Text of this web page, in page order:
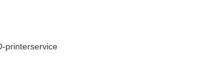
printerservice